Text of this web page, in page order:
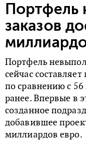
Портфель
заказов
Портфель
сейчас
по сравнению с
ранее. Впервые в
созданное
добавившее
миллиардов евро.